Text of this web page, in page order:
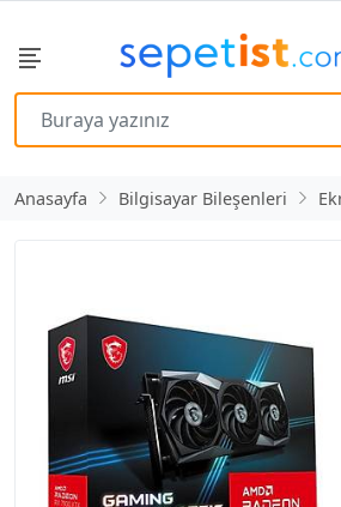
Anasayfa Bilgisayar Bileşenleri